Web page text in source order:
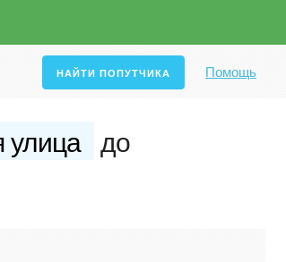
Помощь
улица до